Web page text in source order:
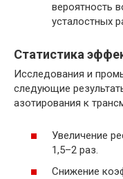
вероятность
усталостных
Статистика
Исследования и
следующие
азотирования к
Увеличение
1,5–2 раз.
Снижение